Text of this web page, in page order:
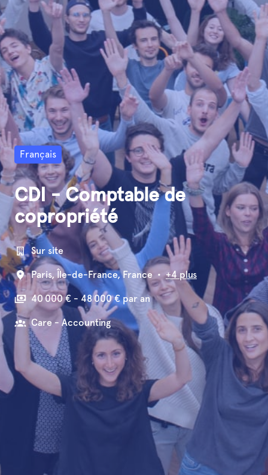
Français
CDI - Comptable de
copropriété
Sur site
Paris, Île-de-France, France • +4 plus
40 000 € - 48 000 € par an
Care - Accounting